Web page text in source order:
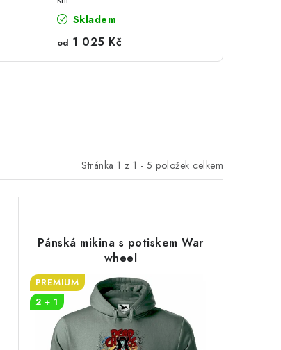
Skladem
od 1 025 Kč
Stránka 1 z 1 - 5 položek celkem
Pánská mikina s potiskem War
wheel
PREMIUM
2 + 1